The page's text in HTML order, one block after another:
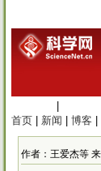
首页
新闻 博客
作者：王爱杰等